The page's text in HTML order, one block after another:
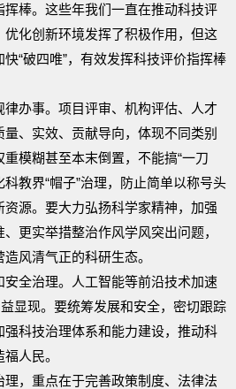
挥棒。这些年我们一直在推动科技评
化创新环境发挥了积极作用，但这
“破四唯”，有效发挥科技评价指挥棒
办事。项目评审、机构评估、人才
、实效、贡献导向，体现不同类别
模糊甚至本末倒置，不能搞“一刀
科教界“帽子”治理，防止简单以称号头
源。要大力弘扬科学家精神，加强
更实举措整治作风学风突出问题，
风清气正的科研生态。
安全治理。人工智能等前沿技术加速
显现。要统筹发展和安全，密切跟踪
科技治理体系和能力建设，推动科
人民。
，重点在于完善政策制度、法律法